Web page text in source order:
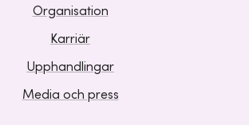
Organisation
Karriär
Upphandlingar
Media och press